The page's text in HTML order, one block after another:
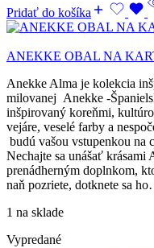
Pridať do košíka
ANEKKE OBAL NA
Anekke Alma je kolekcia
milovanej Anekke -
inšpirovaný koreňmi,
vejáre, veselé farby a
budú vašou vstupenkou na
Nechajte sa unášať krásami
prenádherným doplnkom,
naň pozriete, dotknete sa
1 na sklade
Vypredané